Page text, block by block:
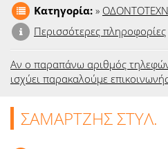
Κατηγορία: »
Περισσότερες πληροφορίες
Αν ο παραπάνω αριθμός
ισχύει παρακαλούμε
ΣΑΜΑΡΤΖΗΣ ΣΤΥΛ.